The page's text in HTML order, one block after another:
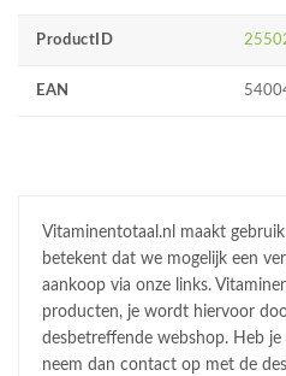
ProductID
EAN
Vitaminentotaal.nl maakt
betekent dat we mogelijk een
aankoop via onze links.
producten, je wordt hiervoor
desbetreffende webshop. Heb
neem dan contact op met de